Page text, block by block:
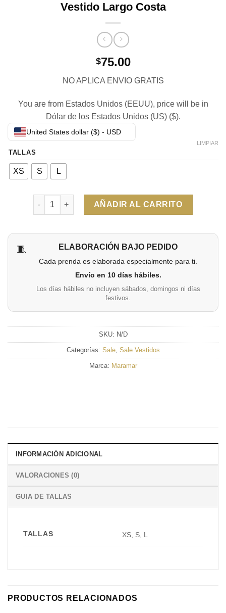
Vestido Largo Costa
$75.00
NO APLICA ENVIO GRATIS
You are from Estados Unidos (EEUU), price will be in
Dólar de los Estados Unidos (US) ($).
United States dollar ($) - USD
TALLAS
XS S L
LIMPIAR
Cantidad
AÑADIR AL CARRITO
🧵 ELABORACIÓN BAJO PEDIDO
Cada prenda es elaborada especialmente para ti.
Envío en 10 días hábiles.
Los días hábiles no incluyen sábados, domingos ni días
festivos.
SKU: N/D
Categorías: Sale, Sale Vestidos
Marca: Maramar
INFORMACIÓN ADICIONAL
VALORACIONES (0)
GUIA DE TALLAS
TALLAS XS, S, L
PRODUCTOS RELACIONADOS